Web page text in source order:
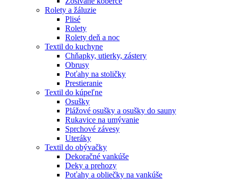
Rolety a žáluzie
Plisé
Rolety
Rolety deň a noc
Textil do kuchyne
Chňapky, utierky, zástery
Obrusy
Poťahy na stoličky
Prestieranie
Textil do kúpeľne
Osušky
Plážové osušky a osušky do sauny
Rukavice na umývanie
Sprchové závesy
Uteráky
Textil do obývačky
Dekoračné vankúše
Deky a prehozy
Poťahy a obliečky na vankúše